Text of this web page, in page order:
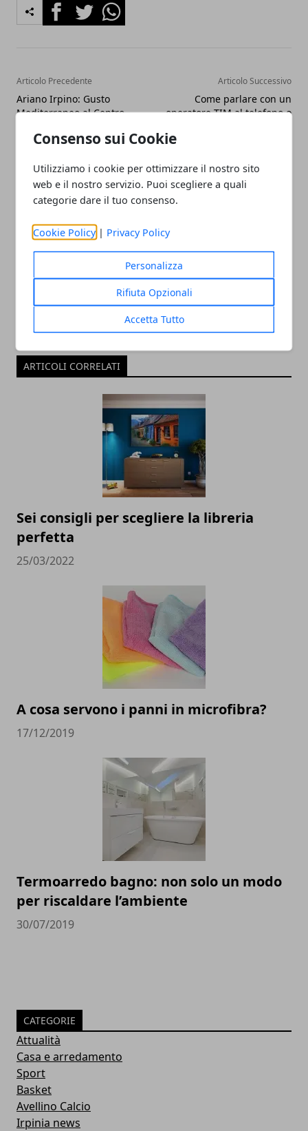
Consenso sui Cookie
Utilizziamo i cookie per ottimizzare il nostro sito
web e il nostro servizio. Puoi scegliere a quali
categorie dare il tuo consenso.
Cookie Policy | Privacy Policy
Personalizza
Rifiuta Opzionali
Accetta Tutto
FacebookTwitterWhatsapp
Articolo Precedente
Ariano Irpino: Gusto
Mediterraneo al Centro
Articolo Successivo
Come parlare con un
operatore TIM al telefono o
Redazione
ARTICOLI CORRELATI
Sei consigli per scegliere la libreria
perfetta
25/03/2022
A cosa servono i panni in microfibra?
17/12/2019
Termoarredo bagno: non solo un modo
per riscaldare l’ambiente
30/07/2019
CATEGORIE
Attualità
Casa e arredamento
Sport
Basket
Avellino Calcio
Irpinia news